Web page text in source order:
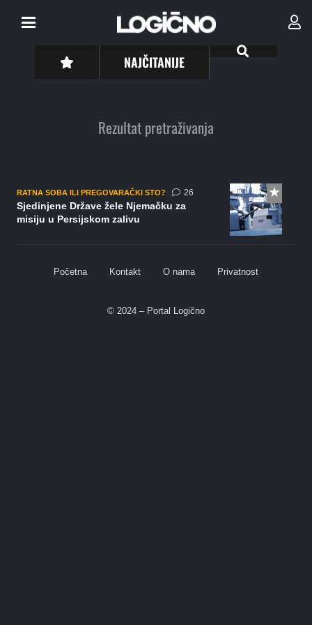
NAJČITANIJE
Rezultat pretraživanja
RATNA SOBA ILI PREGOVARAČKI STO? 26komentara
Sjedinjene Države žele Njemačku za
misiju u Persijskom zalivu
Početna Kontakt O nama Privatnost
© 2024 – Portal Logično